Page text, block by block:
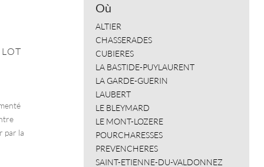
par la
Où
ALTIER
CHASSERADES
CUBIERES
LA BASTIDE-PUYLAURENT
LA GARDE-GUERIN
LAUBERT
LE BLEYMARD
LE MONT-LOZERE
POURCHARESSES
PREVENCHERES
SAINT-ETIENNE-DU-VALDONNEZ